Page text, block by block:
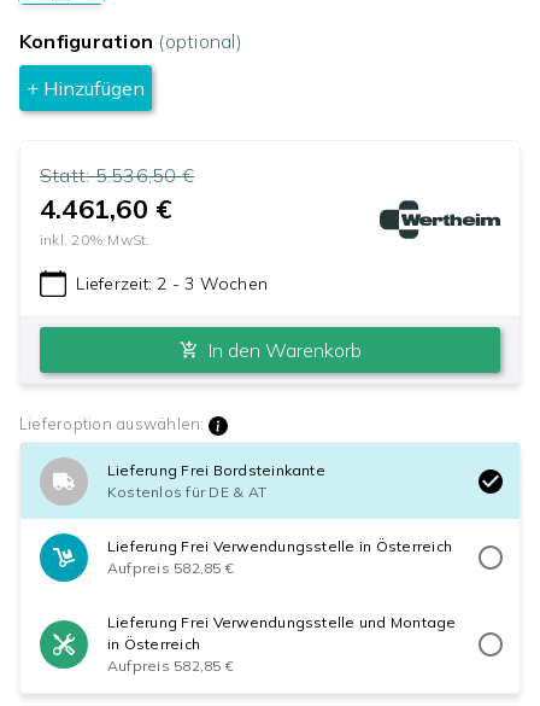
Konfiguration (optional)
+ Hinzufügen
Statt:5.536,50 €
4.461,60 €
inkl.20% MwSt.
Lieferzeit:2 - 3 Wochen
In den Warenkorb
Lieferoption auswählen:
Lieferung Frei Bordsteinkante
Kostenlos für DE & AT
Lieferung Frei Verwendungsstelle in Österreich
Aufpreis 582,85 €
Lieferung Frei Verwendungsstelle und Montage
in Österreich
Aufpreis 582,85 €